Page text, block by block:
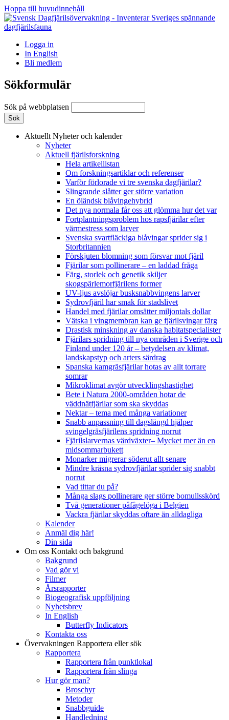
Hoppa till huvudinnehåll
Logga in
In English
Bli medlem
Sökformulär
Sök på webbplatsen
Aktuellt Nyheter och kalender
Nyheter
Aktuell fjärilsforskning
Hela artikellistan
Om forskningsartiklar och referenser
Varför förlorade vi tre svenska dagfjärilar?
Slingrande slåtter ger större variation
En öländsk blåvingehybrid
Det nya normala får oss att glömma hur det var
Fortplantningsproblem hos rapsfjärilar efter
värmestress som larver
Svenska svartfläckiga blåvingar sprider sig i
Storbritannien
Förskjuten blomning som försvar mot fjäril
Fjärilar som pollinerare – en laddad fråga
Färg, storlek och genetik skiljer
skogspärlemorfjärilens former
UV-ljus avslöjar busksnabbvingens larver
Sydrovfjäril har smak för stadslivet
Handel med fjärilar omsätter miljontals dollar
Vätska i vingmembran kan ge fjärilsvingar färg
Drastisk minskning av danska habitatspecialister
Fjärilars spridning till nya områden i Sverige och
Finland under 120 år– betydelsen av klimat,
landskapstyp och arters särdrag
Spanska kamgräsfjärilar hotas av allt torrare
somrar
Mikroklimat avgör utvecklingshastighet
Bete i Natura 2000-områden hotar de
väddnätfjärilar som ska skyddas
Nektar – tema med många variationer
Snabb anpassning till dagslängd hjälper
svingelgräsfjärilens spridning norrut
Fjärilslarvernas värdväxter– Mycket mer än en
midsommarbukett
Monarker migrerar söderut allt senare
Mindre kräsna sydrovfjärilar sprider sig snabbt
norrut
Vad tittar du på?
Många slags pollinerare ger större bomullsskörd
Två generationer påfågelöga i Belgien
Vackra fjärilar skyddas oftare än alldagliga
Kalender
Anmäl dig här!
Din sida
Om oss Kontakt och bakgrund
Bakgrund
Vad gör vi
Filmer
Årsrapporter
Biogeografisk uppföljning
Nyhetsbrev
In English
Butterfly Indicators
Kontakta oss
Övervakningen Rapportera eller sök
Rapportera
Rapportera från punktlokal
Rapportera från slinga
Hur gör man?
Broschyr
Metoder
Snabbguide
Handledning